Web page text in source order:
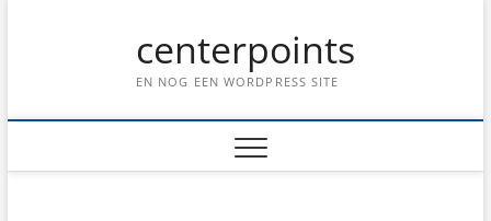
centerpoints
EN NOG EEN WORDPRESS SITE